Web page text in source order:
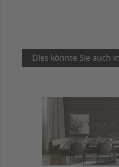
Dies könnte Sie auch